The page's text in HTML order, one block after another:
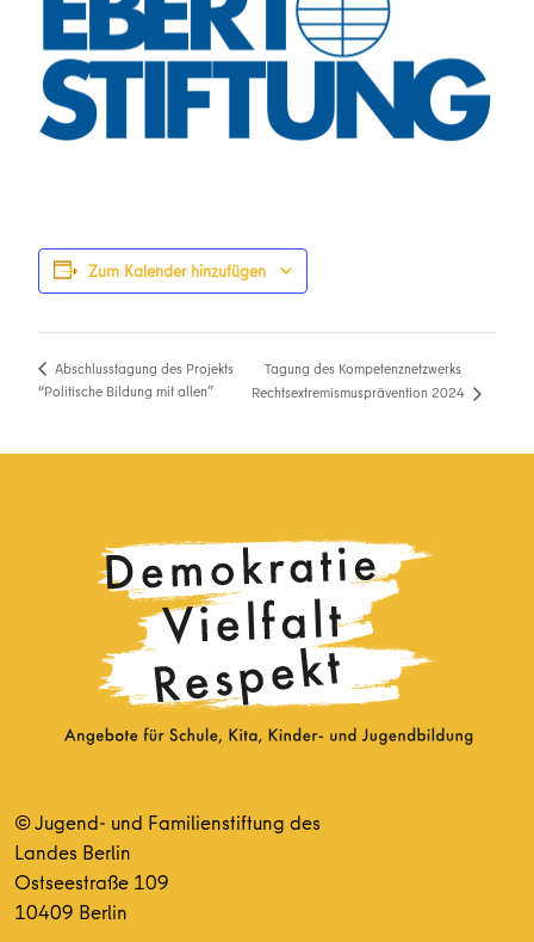
Zum Kalender hinzufügen
Abschlusstagung des Projekts
“Politische Bildung mit allen”
Tagung des Kompetenznetzwerks
Rechtsextremismusprävention 2024
© Jugend- und Familienstiftung des
Landes Berlin
Ostseestraße 109
10409 Berlin